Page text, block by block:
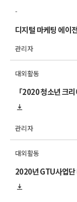
-
디지털 마케팅 에이
관리자
대외활동
「2020 청소년 크
관리자
대외활동
2020년 GTU사업단